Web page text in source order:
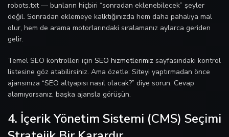
robots.txt — bunların hiçbiri “sonradan eklenebilecek” şeyler
değil. Sonradan eklemeye kalktığınızda hem daha pahalıya mal
olur, hem de arama motorlarındaki sıralamanız aylarca geriden
gelir.
Temel SEO kontrolleri için SEO hizmetlerimiz sayfasındaki kontrol
listesine göz atabilirsiniz. Ama özetle: Siteyi yaptırmadan önce
ajansınıza “SEO altyapısı nasıl olacak?” diye sorun. Cevap
alamıyorsanız, başka ajansla görüşün.
4. İçerik Yönetim Sistemi (CMS) Seçimi